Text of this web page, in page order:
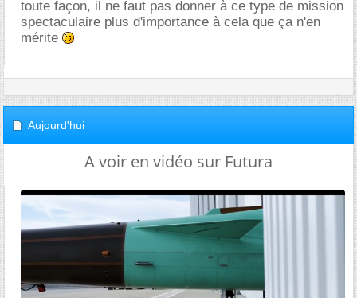
toute façon, il ne faut pas donner à ce type de mission
spectaculaire plus d'importance à cela que ça n'en
mérite
Aujourd'hui
A voir en vidéo sur Futura